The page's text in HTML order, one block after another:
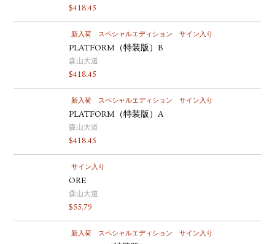
$418.45
新入荷 スペシャルエディション サイン入り
PLATFORM（特装版）B
森山大道
$418.45
新入荷 スペシャルエディション サイン入り
PLATFORM（特装版）A
森山大道
$418.45
サイン入り
ORE
森山大道
$55.79
新入荷 スペシャルエディション サイン入り